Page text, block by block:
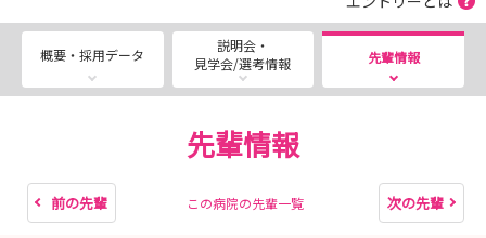
▬ ▬▬▬▬▬▬▬▬▬▬▬▬ ▬
ただいま戸田リハでは、いつでも視聴可能な病院説明会動
「リハビリ病院での看護師の役割って？」
概要・採用データ
説明会・
見学会/選考情報
先輩情報
先輩情報
前の先輩 この病院の先輩一覧 次の先輩